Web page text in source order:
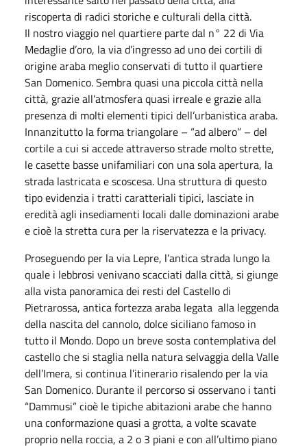
riscoperta di radici storiche e culturali della città.
Il nostro viaggio nel quartiere parte dal n° 22 di Via
Medaglie d’oro, la via d’ingresso ad uno dei cortili di
origine araba meglio conservati di tutto il quartiere
San Domenico. Sembra quasi una piccola città nella
città, grazie all’atmosfera quasi irreale e grazie alla
presenza di molti elementi tipici dell’urbanistica araba.
Innanzitutto la forma triangolare – “ad albero” – del
cortile a cui si accede attraverso strade molto strette,
le casette basse unifamiliari con una sola apertura, la
strada lastricata e scoscesa. Una struttura di questo
tipo evidenzia i tratti caratteriali tipici, lasciate in
eredità agli insediamenti locali dalle dominazioni arabe
e cioè la stretta cura per la riservatezza e la privacy.
Proseguendo per la via Lepre, l’antica strada lungo la
quale i lebbrosi venivano scacciati dalla città, si giunge
alla vista panoramica dei resti del Castello di
Pietrarossa, antica fortezza araba legata alla leggenda
della nascita del cannolo, dolce siciliano famoso in
tutto il Mondo. Dopo un breve sosta contemplativa del
castello che si staglia nella natura selvaggia della Valle
dell’Imera, si continua l’itinerario risalendo per la via
San Domenico. Durante il percorso si osservano i tanti
“Dammusi” cioè le tipiche abitazioni arabe che hanno
una conformazione quasi a grotta, a volte scavate
proprio nella roccia, a 2 o 3 piani e con all’ultimo piano